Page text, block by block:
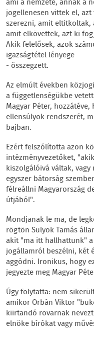
ami a nemzeté, annak a
jogellenesen vittek el,
szerezni, amit
amit elkövettek, azt ki
Akik felelősek, azok
igazságtétel lényege
- összegzett.
Az elmúlt években
a függetlenségükbe
Magyar Péter,
ellensúlyok rendszerét,
bajban.
Ezért felszólította azon
intézményvezetőket,
kiszolgálóivá váltak,
egyszer bátorság
félreállni Magyarország
útjából".
Mondjanak le ma, de
rögtön Sulyok Tamás
akit "ma itt hallhattunk"
jogállamról beszélni, két
aggódni. Ironikus, hogy
jegyezte meg Magyar
Úgy folytatta: nem
amikor Orbán Viktor
kiirtandó rovarnak
elnöke bírókat vagy